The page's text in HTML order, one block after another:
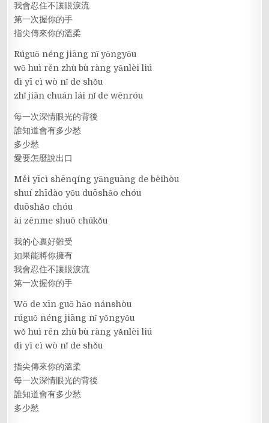
我會忍住不讓眼淚流
第一次握你的手
指尖傳來你的溫柔
Rúguǒ néng jiāng nǐ yǒngyǒu
wǒ huì rěn zhù bù ràng yǎnlèi liú
dì yī cì wò nǐ de shǒu
zhǐ jiān chuán lái nǐ de wēnróu
每一次深情眼光的背後
誰知道會有多少愁
多少愁
愛要怎麼說出口
Měi yīcì shēnqíng yǎnguāng de bèihòu
shuí zhīdào yǒu duōshǎo chóu
duōshǎo chóu
ài zěnme shuō chūkǒu
我的心裹好難受
如果能將你擁有
我會忍住不讓眼淚流
第一次握你的手
Wǒ de xīn guǒ hǎo nánshòu
rúguǒ néng jiāng nǐ yǒngyǒu
wǒ huì rěn zhù bù ràng yǎnlèi liú
dì yī cì wò nǐ de shǒu
指尖傳來你的溫柔
每一次深情眼光的背後
誰知道會有多少愁
多少愁